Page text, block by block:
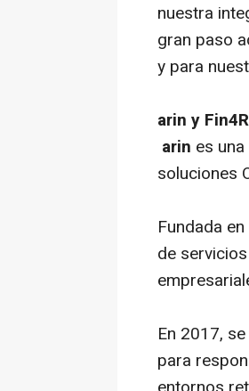
nuestra
gran paso
y para
arin y
arin es
soluciones
Fundada
de
En 2017,
para